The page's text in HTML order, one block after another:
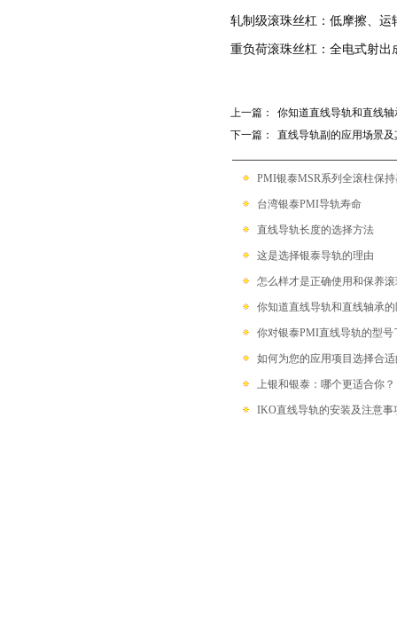
轧制级滚珠丝杠：低摩擦、
重负荷滚珠丝杠：全电式射
上一篇：
你知道直线导轨和直线
下一篇：
直线导轨副的应用场景
PMI银泰MSR系列全滚柱保
台湾银泰PMI导轨寿命
直线导轨长度的选择方法
这是选择银泰导轨的理由
怎么样才是正确使用和保养
你知道直线导轨和直线轴承
你对银泰PMI直线导轨的型号
如何为您的应用项目选择合
上银和银泰：哪个更适合你？
IKO直线导轨的安装及注意事